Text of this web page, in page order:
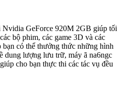
Nvidia GeForce 920M 2GB giúp tối
bộ phim, các game 3D và các
có thể thưởng thức những hình
dung lượng lưu trữ, máy ã na6ngc
cho bạn thực thi các tác vụ đều